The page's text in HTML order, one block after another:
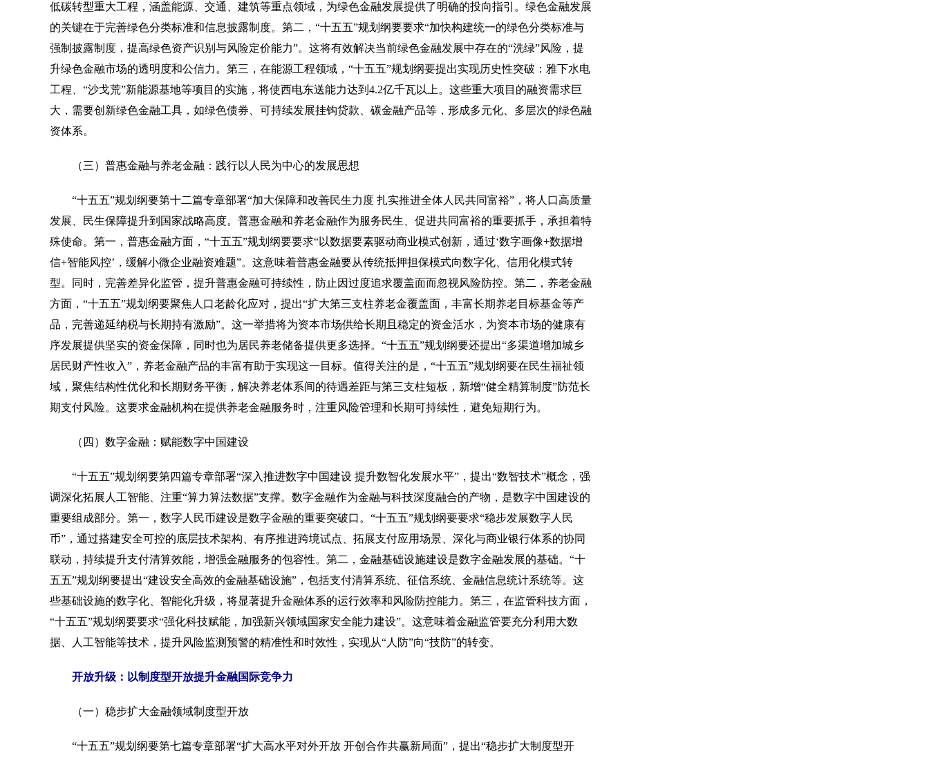
低碳转型重大工程，涵盖能源、交通、建筑等重点领域，为绿色金融发展提供了明确的投向指引。绿色金融发展
的关键在于完善绿色分类标准和信息披露制度。第二，“十五五”规划纲要要求“加快构建统一的绿色分类标准与
强制披露制度，提高绿色资产识别与风险定价能力”。这将有效解决当前绿色金融发展中存在的“洗绿”风险，提
升绿色金融市场的透明度和公信力。第三，在能源工程领域，“十五五”规划纲要提出实现历史性突破：雅下水电
工程、“沙戈荒”新能源基地等项目的实施，将使西电东送能力达到4.2亿千瓦以上。这些重大项目的融资需求巨
大，需要创新绿色金融工具，如绿色债券、可持续发展挂钩贷款、碳金融产品等，形成多元化、多层次的绿色融
资体系。
（三）普惠金融与养老金融：践行以人民为中心的发展思想
“十五五”规划纲要第十二篇专章部署“加大保障和改善民生力度 扎实推进全体人民共同富裕”，将人口高质量
发展、民生保障提升到国家战略高度。普惠金融和养老金融作为服务民生、促进共同富裕的重要抓手，承担着特
殊使命。第一，普惠金融方面，“十五五”规划纲要要求“以数据要素驱动商业模式创新，通过‘数字画像+数据增
信+智能风控’，缓解小微企业融资难题”。这意味着普惠金融要从传统抵押担保模式向数字化、信用化模式转
型。同时，完善差异化监管，提升普惠金融可持续性，防止因过度追求覆盖面而忽视风险防控。第二，养老金融
方面，“十五五”规划纲要聚焦人口老龄化应对，提出“扩大第三支柱养老金覆盖面，丰富长期养老目标基金等产
品，完善递延纳税与长期持有激励”。这一举措将为资本市场供给长期且稳定的资金活水，为资本市场的健康有
序发展提供坚实的资金保障，同时也为居民养老储备提供更多选择。“十五五”规划纲要还提出“多渠道增加城乡
居民财产性收入”，养老金融产品的丰富有助于实现这一目标。值得关注的是，“十五五”规划纲要在民生福祉领
域，聚焦结构性优化和长期财务平衡，解决养老体系间的待遇差距与第三支柱短板，新增“健全精算制度”防范长
期支付风险。这要求金融机构在提供养老金融服务时，注重风险管理和长期可持续性，避免短期行为。
（四）数字金融：赋能数字中国建设
“十五五”规划纲要第四篇专章部署“深入推进数字中国建设 提升数智化发展水平”，提出“数智技术”概念，强
调深化拓展人工智能、注重“算力算法数据”支撑。数字金融作为金融与科技深度融合的产物，是数字中国建设的
重要组成部分。第一，数字人民币建设是数字金融的重要突破口。“十五五”规划纲要要求“稳步发展数字人民
币”，通过搭建安全可控的底层技术架构、有序推进跨境试点、拓展支付应用场景、深化与商业银行体系的协同
联动，持续提升支付清算效能，增强金融服务的包容性。第二，金融基础设施建设是数字金融发展的基础。“十
五五”规划纲要提出“建设安全高效的金融基础设施”，包括支付清算系统、征信系统、金融信息统计系统等。这
些基础设施的数字化、智能化升级，将显著提升金融体系的运行效率和风险防控能力。第三，在监管科技方面，
“十五五”规划纲要要求“强化科技赋能，加强新兴领域国家安全能力建设”。这意味着金融监管要充分利用大数
据、人工智能等技术，提升风险监测预警的精准性和时效性，实现从“人防”向“技防”的转变。
开放升级：以制度型开放提升金融国际竞争力
（一）稳步扩大金融领域制度型开放
“十五五”规划纲要第七篇专章部署“扩大高水平对外开放 开创合作共赢新局面”，提出“稳步扩大制度型开